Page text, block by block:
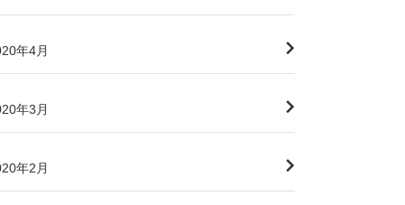
年4月
年3月
年2月